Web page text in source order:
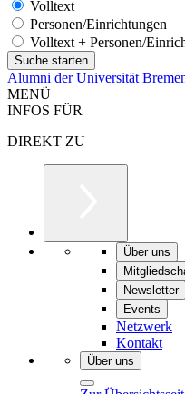
Volltext
Personen/Einrichtungen
Volltext + Personen/
Alumni der Universität
MENÜ
INFOS FÜR
DIREKT ZU
Über uns
Newsletter
Events
Netzwerk
Kontakt
Über uns